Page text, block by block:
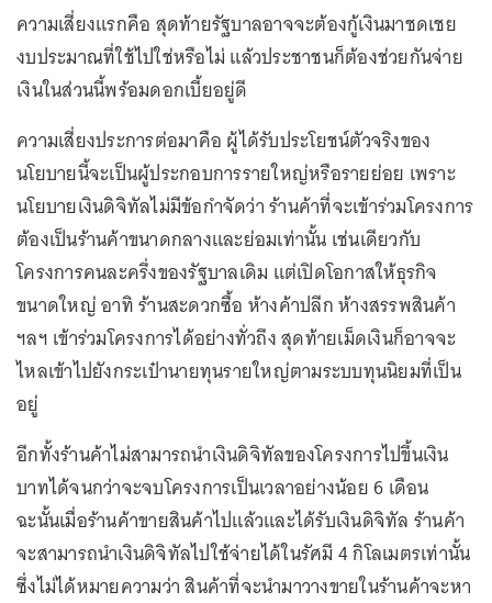
ความเสี่ยงแรกคือ สุดท้ายรัฐบาลอาจจะต้องกู้เงินมาชดเชย
งบประมาณที่ใช้ไปใช่หรือไม่ แล้วประชาชนก็ต้องช่วยกันจ่าย
เงินในส่วนนี้พร้อมดอกเบี้ยอยู่ดี
ความเสี่ยงประการต่อมาคือ ผู้ได้รับประโยชน์ตัวจริงของ
นโยบายนี้จะเป็นผู้ประกอบการรายใหญ่หรือรายย่อย เพราะ
นโยบายเงินดิจิทัลไม่มีข้อกำจัดว่า ร้านค้าที่จะเข้าร่วมโครงการ
ต้องเป็นร้านค้าขนาดกลางและย่อมเท่านั้น เช่นเดียวกับ
โครงการคนละครึ่งของรัฐบาลเดิม แต่เปิดโอกาสให้ธุรกิจ
ขนาดใหญ่ อาทิ ร้านสะดวกซื้อ ห้างค้าปลีก ห้างสรรพสินค้า
ฯลฯ เข้าร่วมโครงการได้อย่างทั่วถึง สุดท้ายเม็ดเงินก็อาจจะ
ไหลเข้าไปยังกระเป๋านายทุนรายใหญ่ตามระบบทุนนิยมที่เป็น
อยู่
อีกทั้งร้านค้าไม่สามารถนำเงินดิจิทัลของโครงการไปขึ้นเงิน
บาทได้จนกว่าจะจบโครงการเป็นเวลาอย่างน้อย 6 เดือน
ฉะนั้นเมื่อร้านค้าขายสินค้าไปแล้วและได้รับเงินดิจิทัล ร้านค้า
จะสามารถนำเงินดิจิทัลไปใช้จ่ายได้ในรัศมี 4 กิโลเมตรเท่านั้น
ซึ่งไม่ได้หมายความว่า สินค้าที่จะนำมาวางขายในร้านค้าจะหา